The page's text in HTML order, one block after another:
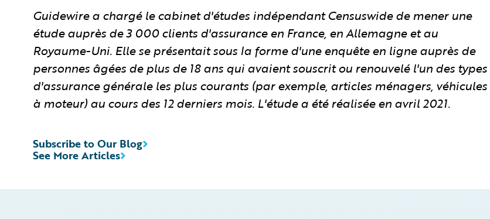
Guidewire a chargé le cabinet d'études indépendant Censuswide de mener une
étude auprès de 3 000 clients d'assurance en France, en Allemagne et au
Royaume-Uni. Elle se présentait sous la forme d'une enquête en ligne auprès de
personnes âgées de plus de 18 ans qui avaient souscrit ou renouvelé l'un des types
d'assurance générale les plus courants (par exemple, articles ménagers, véhicules
à moteur) au cours des 12 derniers mois. L'étude a été réalisée en avril 2021.
See More Articles
Subscribe to Our Blog